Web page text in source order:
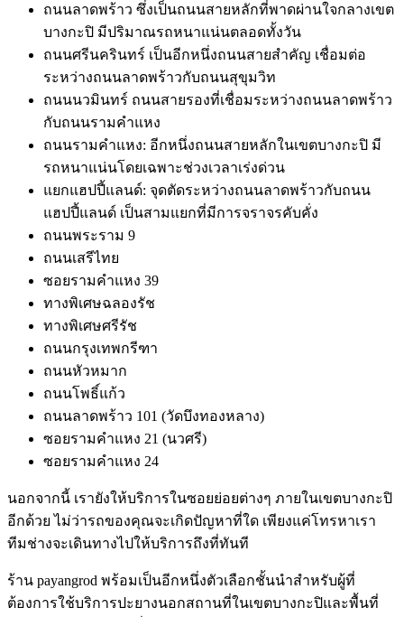
ถนนลาดพร้าว ซึ่งเป็นถนนสายหลักที่พาดผ่านใจกลางเขต
บางกะปิ มีปริมาณรถหนาแน่นตลอดทั้งวัน
ถนนศรีนครินทร์ เป็นอีกหนึ่งถนนสายสําคัญ เชื่อมต่อ
ระหว่างถนนลาดพร้าวกับถนนสุขุมวิท
ถนนนวมินทร์ ถนนสายรองที่เชื่อมระหว่างถนนลาดพร้าว
กับถนนรามคําแหง
ถนนรามคําแหง: อีกหนึ่งถนนสายหลักในเขตบางกะปิ มี
รถหนาแน่นโดยเฉพาะช่วงเวลาเร่งด่วน
แยกแฮปปี้แลนด์: จุดตัดระหว่างถนนลาดพร้าวกับถนน
แฮปปี้แลนด์ เป็นสามแยกที่มีการจราจรคับคั่ง
ถนนพระราม 9
ถนนเสรีไทย
ซอยรามคำแหง 39
ทางพิเศษฉลองรัช
ทางพิเศษศรีรัช
ถนนกรุงเทพกรีฑา
ถนนหัวหมาก
ถนนโพธิ์แก้ว
ถนนลาดพร้าว 101 (วัดบึงทองหลาง)
ซอยรามคำแหง 21 (นวศรี)
ซอยรามคำแหง 24
นอกจากนี้ เรายังให้บริการในซอยย่อยต่างๆ ภายในเขตบางกะปิ
อีกด้วย ไม่ว่ารถของคุณจะเกิดปัญหาที่ใด เพียงแค่โทรหาเรา
ทีมช่างจะเดินทางไปให้บริการถึงที่ทันที
ร้าน payangrod พร้อมเป็นอีกหนึ่งตัวเลือกชั้นนำสำหรับผู้ที่
ต้องการใช้บริการปะยางนอกสถานที่ในเขตบางกะปิและพื้นที่